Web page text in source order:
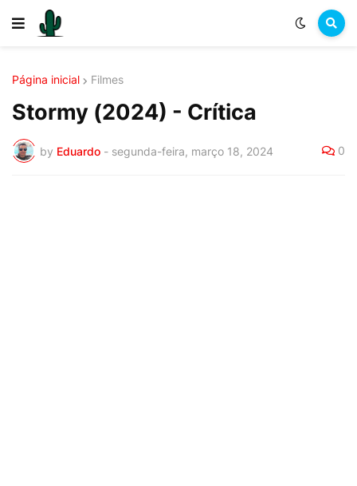
Página inicial Filmes
Stormy (2024) - Crítica
by Eduardo - segunda-feira, março 18, 2024 0